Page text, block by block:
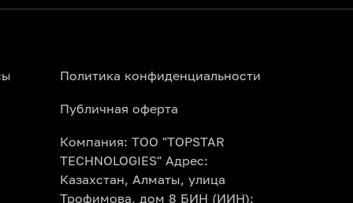
в Алматы на платформе
цирк, стадионы и ледовые
Политика конфиденциальности
Публичная оферта
Компания: ТОО "TOPSTAR
TECHNOLOGIES" Адрес:
Казахстан, Алматы, улица
Трофимова, дом 8 БИН (ИИН):